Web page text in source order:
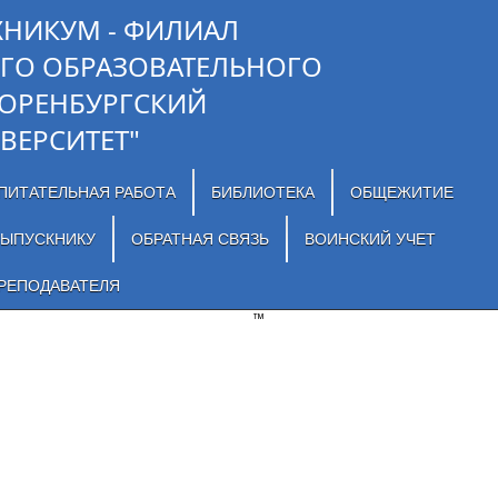
- ФИЛИАЛ
ОБРАЗОВАТЕЛЬНОГО
РАБОТА БИБЛИОТЕКА ОБЩЕЖИТИЕ
ОБРАТНАЯ СВЯЗЬ ВОИНСКИЙ УЧЕТ
™